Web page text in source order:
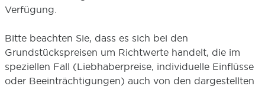
Verfügung.
Bitte beachten Sie, dass es sich bei den
Grundstückspreisen um Richtwerte handelt, die im
speziellen Fall (Liebhaberpreise, individuelle Einflüsse
oder Beeinträchtigungen) auch von den dargestellten